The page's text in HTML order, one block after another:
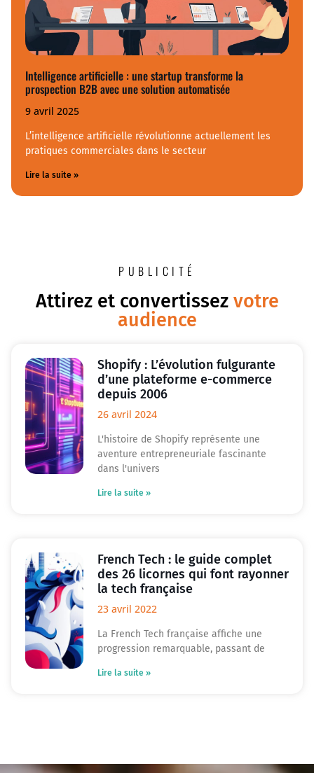
Intelligence artificielle : une startup transforme la
prospection B2B avec une solution automatisée
9 avril 2025
L’intelligence artificielle révolutionne actuellement les
pratiques commerciales dans le secteur
Lire la suite »
PUBLICITÉ
Attirez et convertissez votre
audience
Shopify : L’évolution fulgurante
d’une plateforme e-commerce
depuis 2006
26 avril 2024
L'histoire de Shopify représente une
aventure entrepreneuriale fascinante
dans l'univers
Lire la suite »
French Tech : le guide complet
des 26 licornes qui font rayonner
la tech française
23 avril 2022
La French Tech française affiche une
progression remarquable, passant de
Lire la suite »